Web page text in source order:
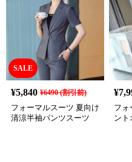
SALE
¥5,840 ¥6490(割引前)
フォーマルスーツ 夏向け
清涼半袖パンツスーツ
¥
フォ
ント